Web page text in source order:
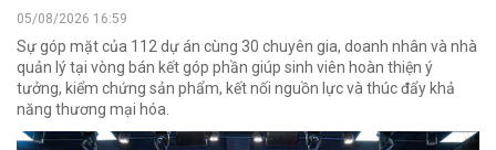
05/08/2026 16:59
Sự góp mặt của 112 dự án cùng 30 chuyên gia, doanh nhân và nhà
quản lý tại vòng bán kết góp phần giúp sinh viên hoàn thiện ý
tưởng, kiểm chứng sản phẩm, kết nối nguồn lực và thúc đẩy khả
năng thương mại hóa.